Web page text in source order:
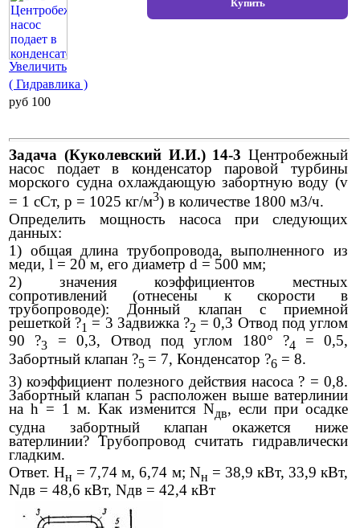
Увеличить
( Гидравлика )
pуб 100
Задача (Куколевский И.И.) 14-3 Центробежный
насос подает в конденсатор паровой турбины
морского судна охлаждающую забортную воду (v
= 1 сСт, р = 1025 кг/м3) в количестве 1800 м3/ч.
Определить мощность насоса при следующих
данных:
1) общая длина трубопровода, выполненного из
меди, l = 20 м, его диаметр d = 500 мм;
2) значения коэффициентов местных
сопротивлений (отнесены к скорости в
трубопроводе): Донный клапан с приемной
решеткой ?1 = 3 Задвижка ?2 = 0,3 Отвод под углом
90 ?3 = 0,3, Отвод под углом 180° ?4 = 0,5,
Забортный клапан ?5 = 7, Конденсатор ?6 = 8.
3) коэффициент полезного действия насоса ? = 0,8.
Забортный клапан 5 расположен выше ватерлинии
на h = 1 м. Как изменится Nдв, если при осадке
судна забортный клапан окажется ниже
ватерлинии? Трубопровод считать гидравлически
гладким.
Ответ. Hн = 7,74 м, 6,74 м; Nн = 38,9 кВт, 33,9 кВт,
Nдв = 48,6 кВт, Nдв = 42,4 кВт